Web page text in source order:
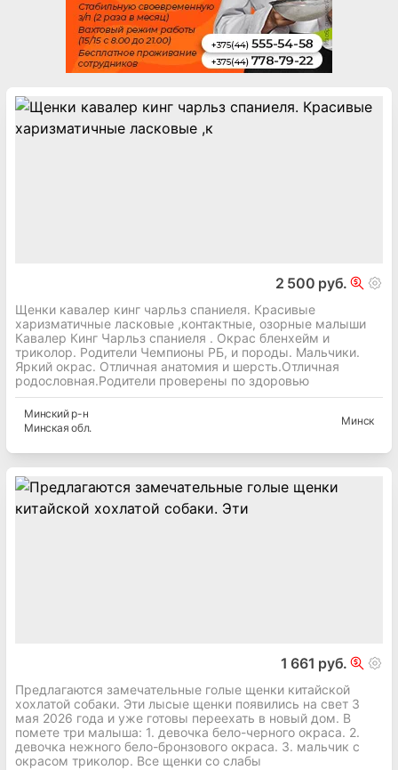
2 500 руб.
Щенки кавалер кинг чарльз спаниеля. Красивые
харизматичные ласковые ,контактные, озорные малыши
Кавалер Кинг Чарльз спаниеля . Окрас бленхейм и
триколор. Родители Чемпионы РБ, и породы. Мальчики.
Яркий окрас. Отличная анатомия и шерсть.Отличная
родословная.Родители проверены по здоровью
Минскийр-н
Минская обл.
Минск
1 661 руб.
Предлагаются замечательные голые щенки китайской
хохлатой собаки. Эти лысые щенки появились на свет 3
мая 2026 года и уже готовы переехать в новый дом. В
помете три малыша: 1. девочка бело-черного окраса. 2.
девочка нежного бело-бронзового окраса. 3. мальчик с
окрасом триколор. Все щенки со слабы